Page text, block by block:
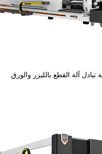
تبادل آلة القطع بالليزر والورق